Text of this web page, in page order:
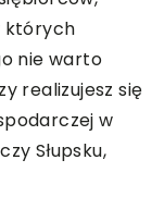
których
nie warto
realizujesz się
w
Słupsku,